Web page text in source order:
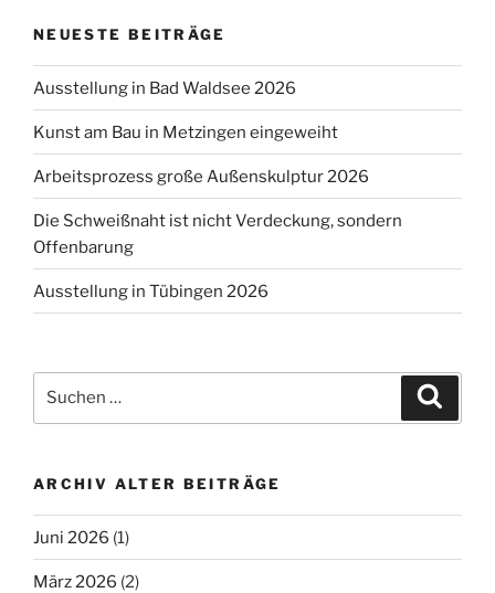
NEUESTE BEITRÄGE
Ausstellung in Bad Waldsee 2026
Kunst am Bau in Metzingen eingeweiht
Arbeitsprozess große Außenskulptur 2026
Die Schweißnaht ist nicht Verdeckung, sondern
Offenbarung
Ausstellung in Tübingen 2026
nach:
ARCHIV ALTER BEITRÄGE
Juni 2026 (1)
März 2026 (2)